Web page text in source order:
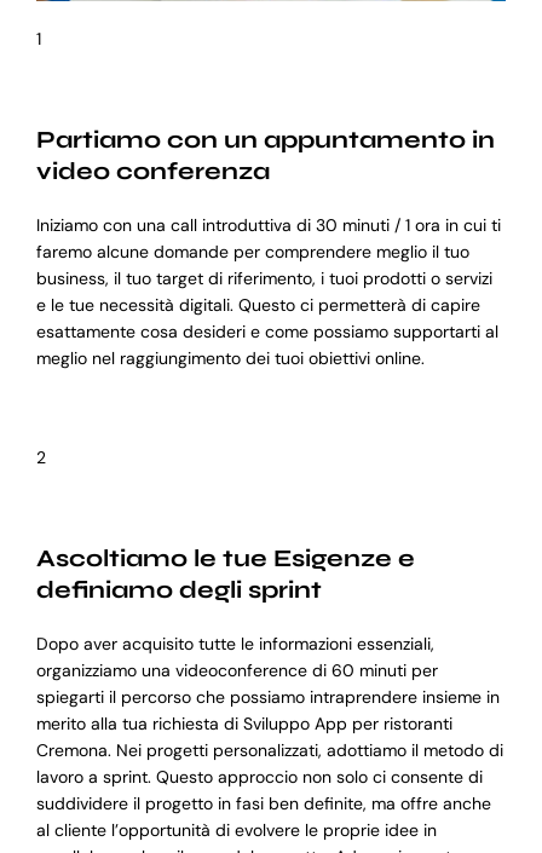
1
Partiamo con un appuntamento in
video conferenza
Iniziamo con una call introduttiva di 30 minuti / 1 ora in cui ti
faremo alcune domande per comprendere meglio il tuo
business, il tuo target di riferimento, i tuoi prodotti o servizi
e le tue necessità digitali. Questo ci permetterà di capire
esattamente cosa desideri e come possiamo supportarti al
meglio nel raggiungimento dei tuoi obiettivi online.
2
Ascoltiamo le tue Esigenze e
definiamo degli sprint
Dopo aver acquisito tutte le informazioni essenziali,
organizziamo una videoconference di 60 minuti per
spiegarti il percorso che possiamo intraprendere insieme in
merito alla tua richiesta di Sviluppo App per ristoranti
Cremona. Nei progetti personalizzati, adottiamo il metodo di
lavoro a sprint. Questo approccio non solo ci consente di
suddividere il progetto in fasi ben definite, ma offre anche
al cliente l’opportunità di evolvere le proprie idee in